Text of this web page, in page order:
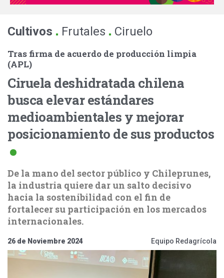
Cultivos . Frutales . Ciruelo
Tras firma de acuerdo de producción limpia
(APL)
Ciruela deshidratada chilena
busca elevar estándares
medioambientales y mejorar
posicionamiento de sus productos
De la mano del sector público y Chileprunes,
la industria quiere dar un salto decisivo
hacia la sostenibilidad con el fin de
fortalecer su participación en los mercados
internacionales.
26 de Noviembre 2024 Equipo Redagrícola